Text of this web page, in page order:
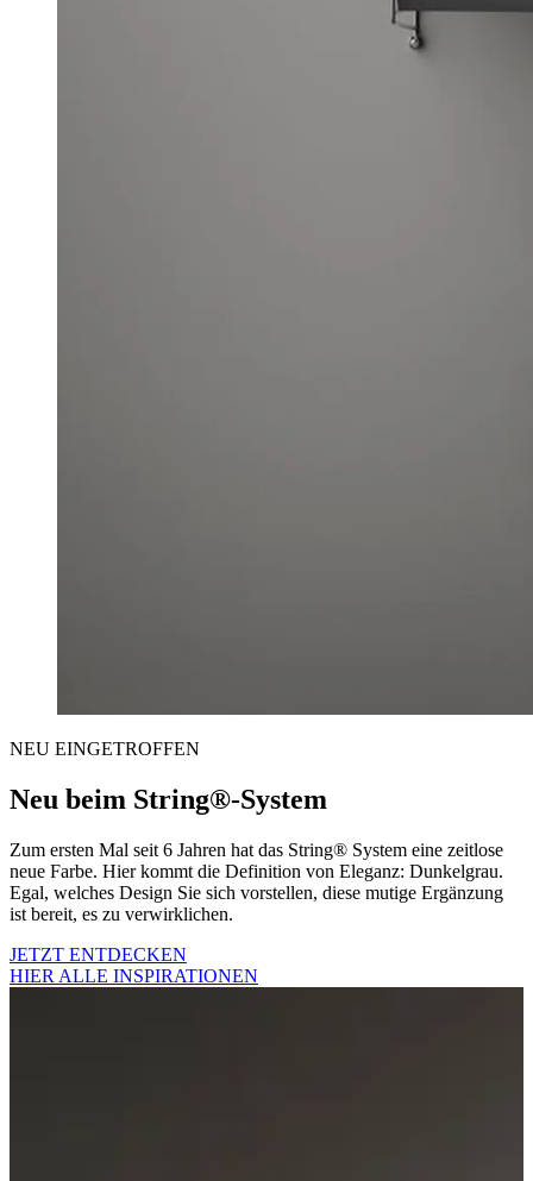
NEU EINGETROFFEN
Neu beim String®-System
Zum ersten Mal seit 6 Jahren hat das String® System eine zeitlose
neue Farbe. Hier kommt die Definition von Eleganz: Dunkelgrau.
Egal, welches Design Sie sich vorstellen, diese mutige Ergänzung
ist bereit, es zu verwirklichen.
JETZT ENTDECKEN
HIER ALLE INSPIRATIONEN